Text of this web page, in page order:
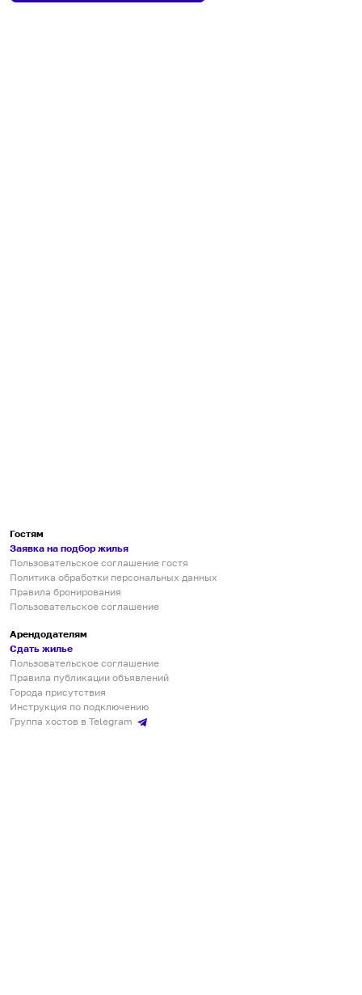
Гостям
Заявка на подбор жилья
Пользовательское соглашение гостя
Политика обработки персональных данных
Правила бронирования
Пользовательское соглашение
Арендодателям
Сдать жилье
Пользовательское соглашение
Правила публикации объявлений
Города присутствия
Инструкция по подключению
Группа хостов в Telegram